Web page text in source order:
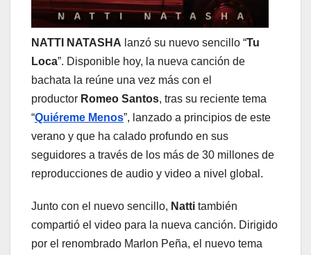
NATTI NATASHA lanzó su nuevo sencillo “Tu
Loca”. Disponible hoy, la nueva canción de
bachata la reúne una vez más con el
productor Romeo Santos, tras su reciente tema
“Quiéreme Menos”, lanzado a principios de este
verano y que ha calado profundo en sus
seguidores a través de los más de 30 millones de
reproducciones de audio y video a nivel global.
Junto con el nuevo sencillo, Natti también
compartió el video para la nueva canción. Dirigido
por el renombrado Marlon Peña, el nuevo tema